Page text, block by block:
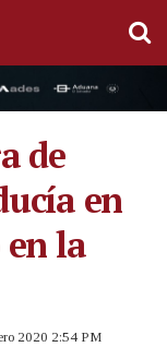
de
en
la
2020 2:54 PM